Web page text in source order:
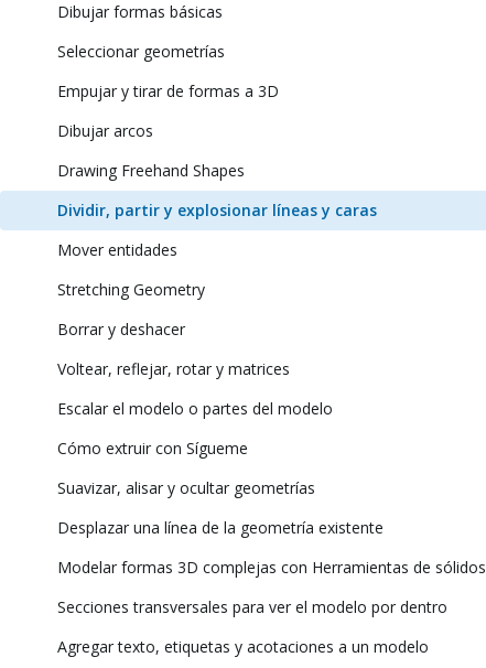
Dibujar formas básicas
Seleccionar geometrías
Empujar y tirar de formas a 3D
Dibujar arcos
Drawing Freehand Shapes
Dividir, partir y explosionar líneas y caras
Mover entidades
Stretching Geometry
Borrar y deshacer
Voltear, reflejar, rotar y matrices
Escalar el modelo o partes del modelo
Cómo extruir con Sígueme
Suavizar, alisar y ocultar geometrías
Desplazar una línea de la geometría existente
Modelar formas 3D complejas con Herramientas de sólidos
Secciones transversales para ver el modelo por dentro
Agregar texto, etiquetas y acotaciones a un modelo